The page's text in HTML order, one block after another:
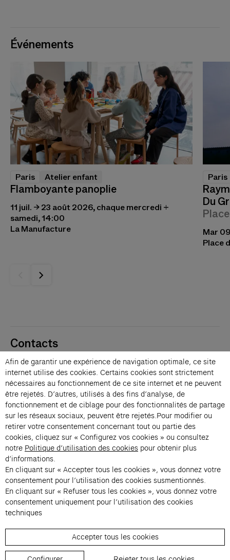
Événements
Paris Atelier enfant
Flamboyante panoplie
11 juil. → 23 août 2026, chaque mercredi +
samedi, 14:00
La Manufacture
Paris
Du
Mar
Place
Contacts
Membres
Presse
Privatisations
Changer de langue 
Inscription à la newsletter
→
En vous inscrivant à notre newsletter, vous acceptez notre politique de
confidentialité.
Instagram (s’ouvre dans un nouvel onglet)
Facebook (s’ouvre dans un nouvel onglet)
Pinterest (s’ouvre dans un nouvel onglet)
Youtube (s’ouvre dans un nouvel onglet)
Spotify (s’ouvre dans un nouvel onglet)
LinkedIn (s’ouvre dans un nouvel onglet)
Google Arts & Culture (s’ouvre dans un
Fondation Cartier pour l’art
© 2026 Fondation Cartier
Règlement de visite
Afin de garantir une expérience de navigation optimale, ce site
internet utilise des cookies. Certains cookies sont strictement
nécessaires au fonctionnement de ce site internet et ne peuvent
être rejetés. D’autres, utilisés à des fins d’analyse, de
fonctionnement et de ciblage pour des fonctionnalités de partage
sur les réseaux sociaux, peuvent être rejetés.Pour modifier ou
retirer votre consentement concernant tout ou partie des
cookies, cliquez sur « Configurez vos cookies » ou consultez
notre Politique d’utilisation des cookies pour obtenir plus
d’informations.
En cliquant sur « Accepter tous les cookies », vous donnez votre
consentement pour l’utilisation des cookies susmentionnés.
En cliquant sur « Refuser tous les cookies », vous donnez votre
consentement uniquement pour l’utilisation des cookies
techniques
Accepter tous les cookies